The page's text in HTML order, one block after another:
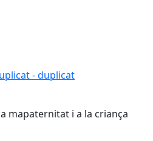
- duplicat
- duplicat
mapaternitat i a la criança